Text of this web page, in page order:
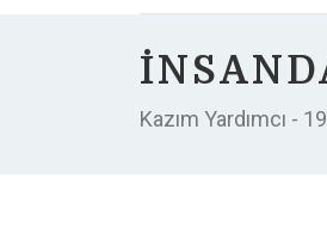
Kazım Yardımcı -